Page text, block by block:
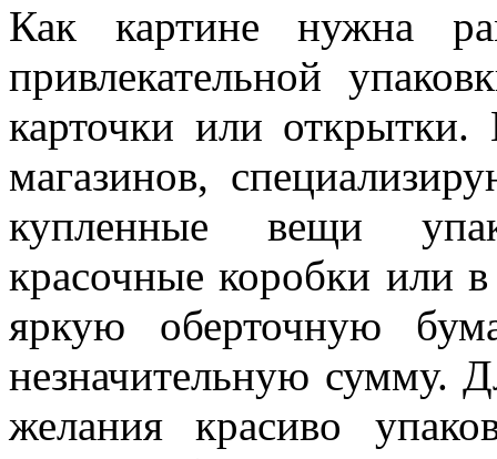
Как картине нужна
привлекательной
карточки или
магазинов,
купленные вещи
красочные коробки или
яркую оберточную
незначительную сумму.
желания красиво